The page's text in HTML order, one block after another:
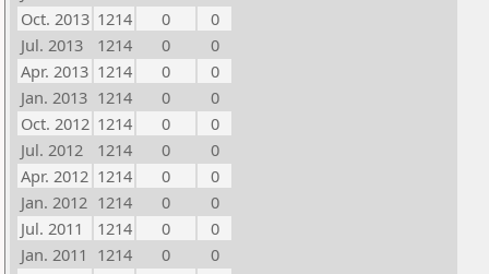
Oct. 2013 1214 0
0
Jul. 2013
1214 0
0
Apr. 2013 1214 0
0
Jan. 2013 1214 0
0
Oct. 2012 1214 0
0
Jul. 2012
1214 0
0
Apr. 2012 1214 0
0
Jan. 2012 1214 0
0
Jul. 2011
1214 0
0
Jan. 2011 1214 0
0